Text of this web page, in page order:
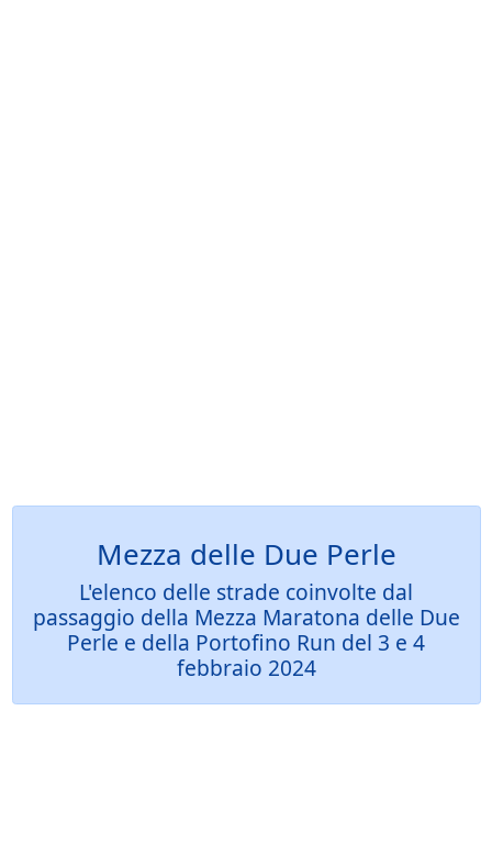
Mezza delle Due Perle
L'elenco delle strade coinvolte dal
passaggio della Mezza Maratona delle Due
Perle e della Portofino Run del 3 e 4
febbraio 2024